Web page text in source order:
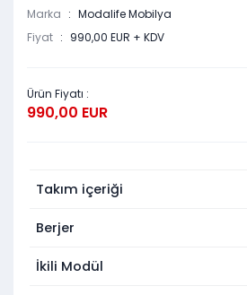
Marka
Modalife Mobilya
Fiyat
990,00 EUR + KDV
Ürün Fiyatı :
990,00 EUR
Takım içeriği
Berjer
İkili Modül